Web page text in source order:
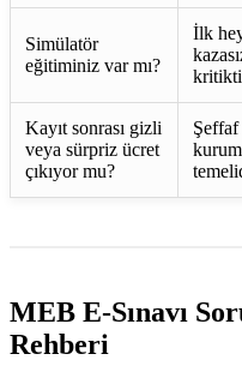
Simülatör
eğitiminiz var mı?
İlk
Kayıt sonrası gizli
veya sürpriz ücret
çıkıyor mu?
Şeffaf
MEB E-Sınavı
Rehberi